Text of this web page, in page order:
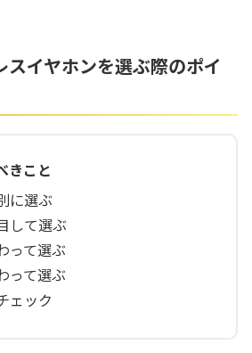
スイヤホンを選ぶ際のポイ
きこと
に選ぶ
して選ぶ
って選ぶ
って選ぶ
ェック